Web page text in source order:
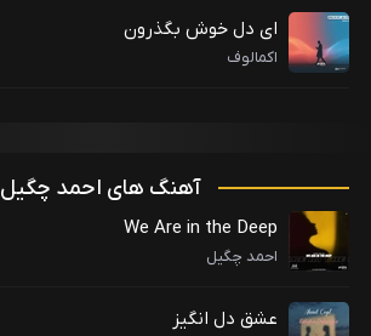
ای دل خوش بگذرون
اکمالوف
آهنگ های احمد چگیل
We Are in the Deep
احمد چگیل
عشق دل انگیز